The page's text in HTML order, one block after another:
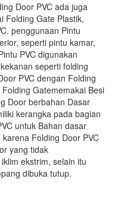
Door PVC ada juga
Folding Gate Plastik,
penggunaan Pintu
seperti pintu kamar,
PVC digunakan
seperti folding
PVC dengan Folding
Gatememakai Besi
Door berbahan Dasar
kerangka pada bagian
untuk Bahan dasar
Folding Door PVC
yang tidak
ekstrim, selain itu
dibuka tutup.